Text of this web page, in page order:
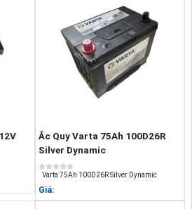
Ắc Quy Varta 75Ah 100D26R
Silver Dynamic
Varta 75Ah 100D26R Silver Dynamic
Giá: